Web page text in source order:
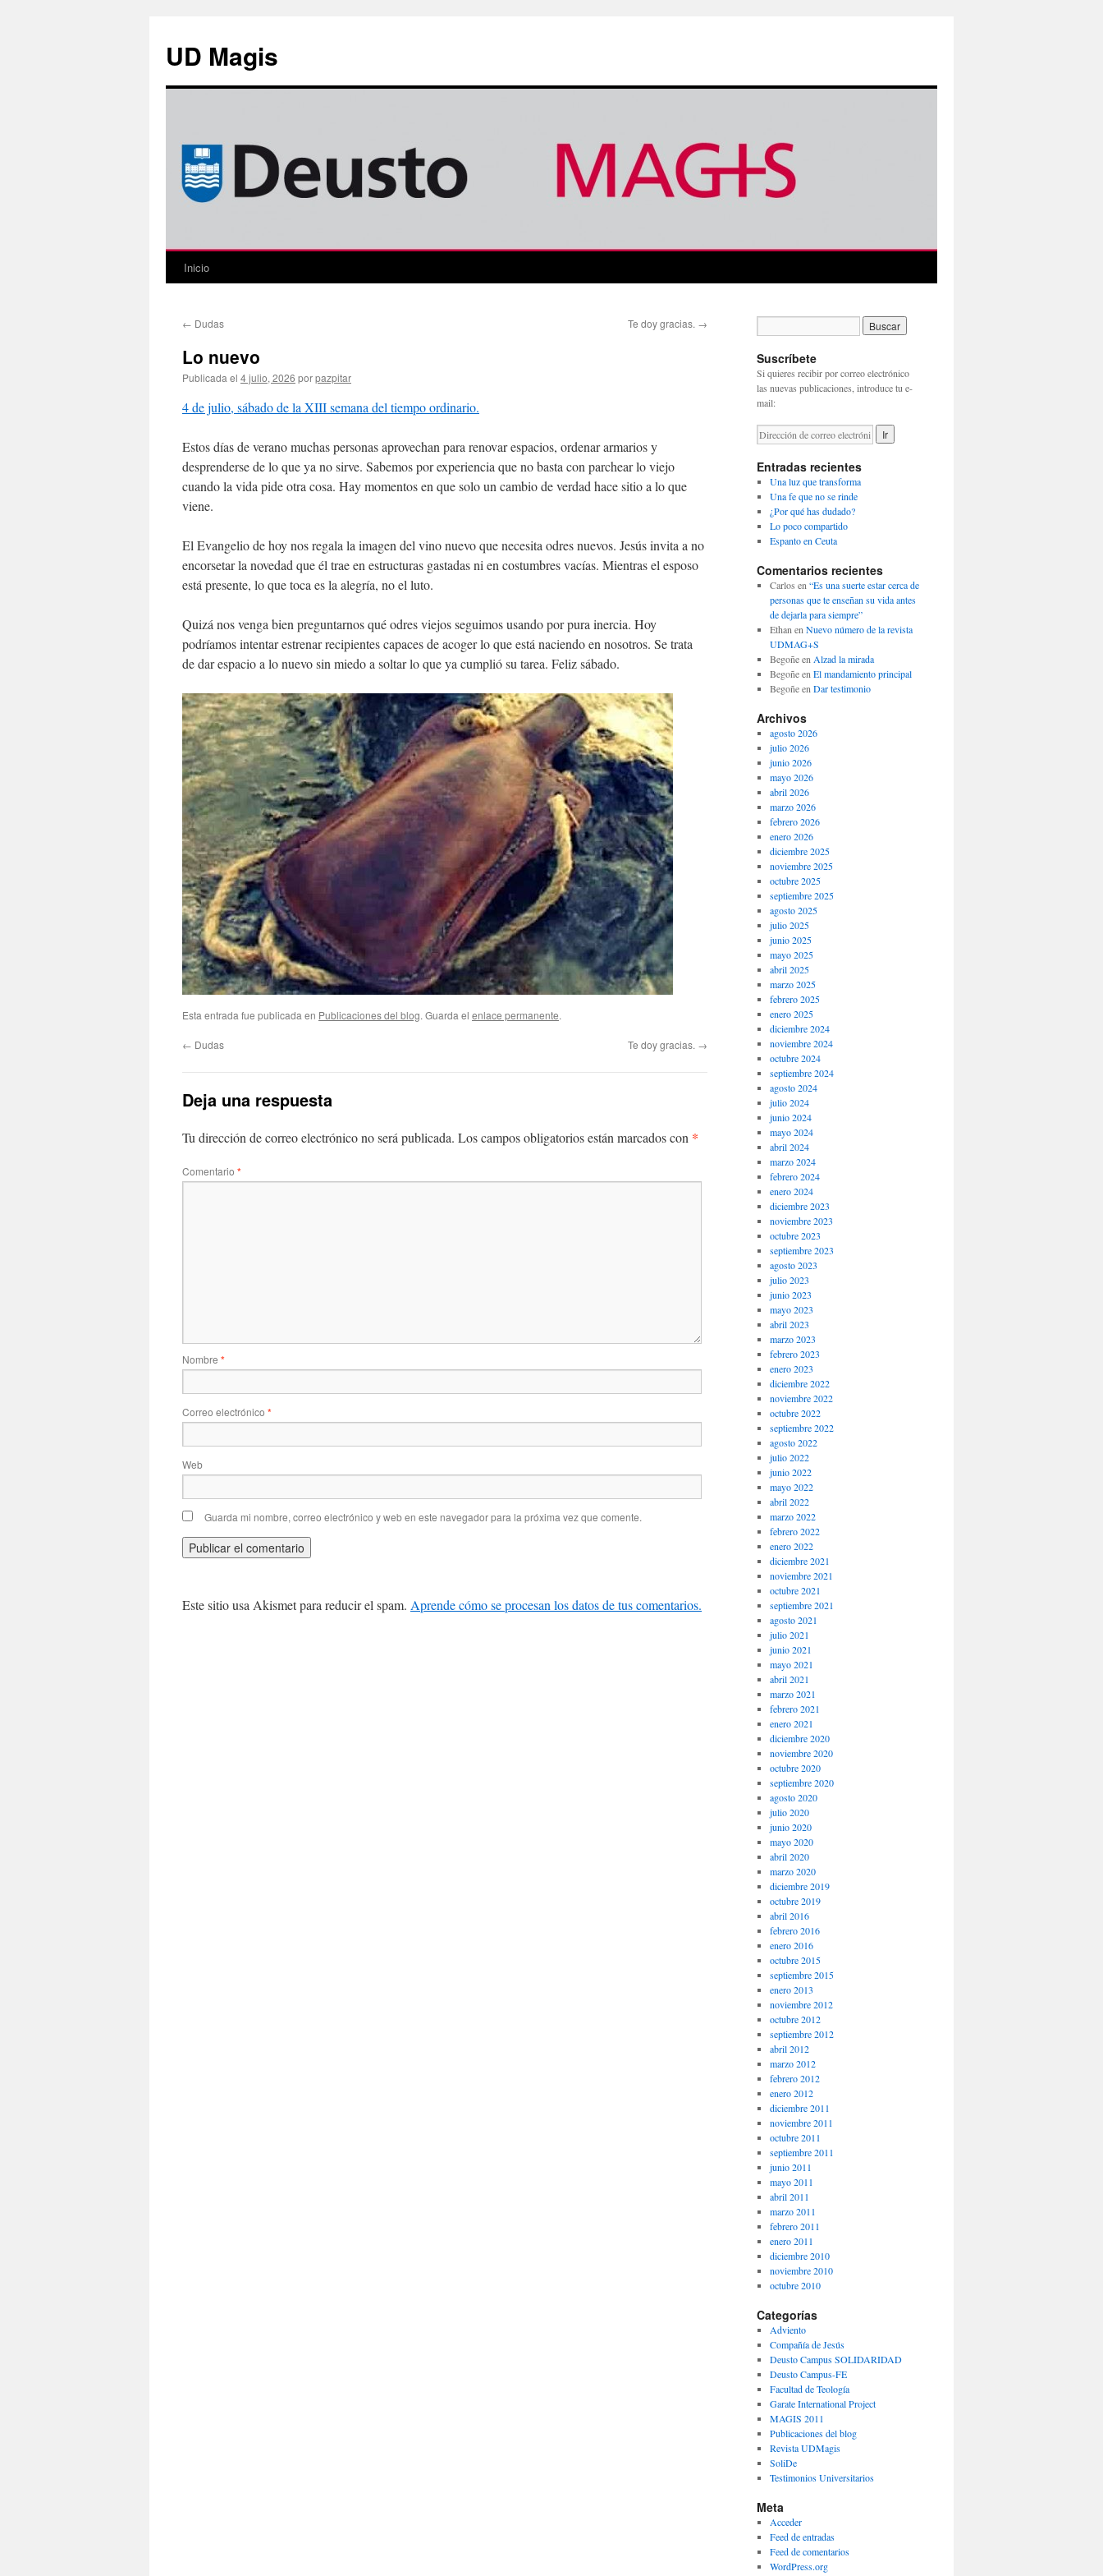
contenido
UD Magis
Inicio
← Dudas Te doy gracias. →
Lo nuevo
Publicada el 4 julio, 2026 porpazpitar
4 de julio, sábado de la XIII semana del tiempo ordinario.
Estos días de verano muchas personas aprovechan para renovar espacios, ordenar armarios y
desprenderse de lo que ya no sirve. Sabemos por experiencia que no basta con parchear lo viejo
cuando la vida pide otra cosa. Hay momentos en que solo un cambio de verdad hace sitio a lo que
viene.
El Evangelio de hoy nos regala la imagen del vino nuevo que necesita odres nuevos. Jesús invita a no
encorsetar la novedad que él trae en estructuras gastadas ni en costumbres vacías. Mientras el esposo
está presente, lo que toca es la alegría, no el luto.
Quizá nos venga bien preguntarnos qué odres viejos seguimos usando por pura inercia. Hoy
podríamos intentar estrenar recipientes capaces de acoger lo que está naciendo en nosotros. Se trata
de dar espacio a lo nuevo sin miedo a soltar lo que ya cumplió su tarea. Feliz sábado.
Esta entrada fue publicada en Publicaciones del blog. Guarda el enlace permanente.
← Dudas Te doy gracias. →
Deja una respuesta
Tu dirección de correo electrónico no será publicada. Los campos obligatorios están marcados con *
Comentario *
Nombre *
Correo electrónico *
Web
Guarda mi nombre, correo electrónico y web en este navegador para la próxima vez que comente.
Este sitio usa Akismet para reducir el spam. Aprende cómo se procesan los datos de tus comentarios.
Suscríbete
Si quieres recibir por correo electrónico
las nuevas publicaciones, introduce tu e-
mail:
Entradas recientes
Una luz que transforma
Una fe que no se rinde
¿Por qué has dudado?
Lo poco compartido
Espanto en Ceuta
Comentarios recientes
Carlos en “Es una suerte estar cerca de
personas que te enseñan su vida antes
de dejarla para siempre”
Ethan en Nuevo número de la revista
UDMAG+S
Begoñeen Alzad la mirada
Begoñeen El mandamiento principal
Begoñeen Dar testimonio
Archivos
agosto 2026
julio 2026
junio 2026
mayo 2026
abril 2026
marzo 2026
febrero 2026
enero 2026
diciembre 2025
noviembre 2025
octubre 2025
septiembre 2025
agosto 2025
julio 2025
junio 2025
mayo 2025
abril 2025
marzo 2025
febrero 2025
enero 2025
diciembre 2024
noviembre 2024
octubre 2024
septiembre 2024
agosto 2024
julio 2024
junio 2024
mayo 2024
abril 2024
marzo 2024
febrero 2024
enero 2024
diciembre 2023
noviembre 2023
octubre 2023
septiembre 2023
agosto 2023
julio 2023
junio 2023
mayo 2023
abril 2023
marzo 2023
febrero 2023
enero 2023
diciembre 2022
noviembre 2022
octubre 2022
septiembre 2022
agosto 2022
julio 2022
junio 2022
mayo 2022
abril 2022
marzo 2022
febrero 2022
enero 2022
diciembre 2021
noviembre 2021
octubre 2021
septiembre 2021
agosto 2021
julio 2021
junio 2021
mayo 2021
abril 2021
marzo 2021
febrero 2021
enero 2021
diciembre 2020
noviembre 2020
octubre 2020
septiembre 2020
agosto 2020
julio 2020
junio 2020
mayo 2020
abril 2020
marzo 2020
diciembre 2019
octubre 2019
abril 2016
febrero 2016
enero 2016
octubre 2015
septiembre 2015
enero 2013
noviembre 2012
octubre 2012
septiembre 2012
abril 2012
marzo 2012
febrero 2012
enero 2012
diciembre 2011
noviembre 2011
octubre 2011
septiembre 2011
junio 2011
mayo 2011
abril 2011
marzo 2011
febrero 2011
enero 2011
diciembre 2010
noviembre 2010
octubre 2010
Categorías
Adviento
Compañía de Jesús
Deusto Campus SOLIDARIDAD
Deusto Campus-FE
Facultad de Teología
Garate International Project
MAGIS 2011
Publicaciones del blog
Revista UDMagis
SoliDe
Testimonios Universitarios
Meta
Acceder
Feed de entradas
Feed de comentarios
WordPress.org